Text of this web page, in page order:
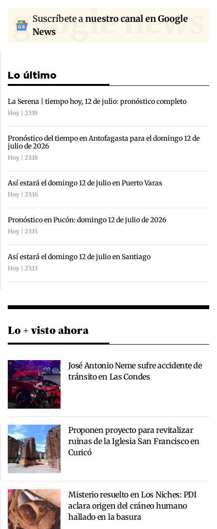
google news
Suscríbete anuestro canal en Google
News
Lo último
La Serena | tiempo hoy, 12 de julio: pronóstico completo
Hoy | 23:19
Pronóstico del tiempo en Antofagasta para el domingo 12 de
julio de 2026
Hoy | 23:18
Así estará el domingo 12 de julio en Puerto Varas
Hoy | 23:16
Pronóstico en Pucón: domingo 12 de julio de 2026
Hoy | 23:15
Así estará el domingo 12 de julio en Santiago
Hoy | 23:13
Lo + visto ahora
José Antonio Neme sufre accidente de
tránsito en Las Condes
Proponen proyecto para revitalizar
ruinas de la Iglesia San Francisco en
Curicó
Misterio resuelto en Los Niches: PDI
aclara origen del cráneo humano
hallado en la basura